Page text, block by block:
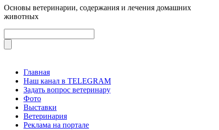
Основы ветеринарии, содержания и лечения домашних
животных
Главная
Наш канал в TELEGRAM
Задать вопрос ветеринару
Фото
Выставки
Ветеринария
Реклама на портале